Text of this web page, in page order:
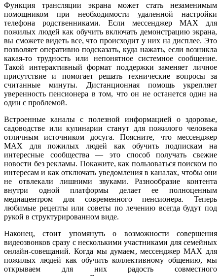
Функция трансляции экрана может стать незаменимым
помощником при необходимости удаленной настройки
телефона родственниками. Если мессенджер MAX для
пожилых людей как обучить включать демонстрацию экрана,
вы сможете видеть все, что происходит у них на дисплее. Это
позволяет оперативно подсказать, куда нажать, если возникла
какая-то трудность или непонятное системное сообщение.
Такой интерактивный формат поддержки заменяет личное
присутствие и помогает решать технические вопросы за
считанные минуты. Дистанционная помощь укрепляет
уверенность пенсионера в том, что он не останется один на
один с проблемой.
Встроенные каналы с полезной информацией о здоровье,
садоводстве или кулинарии станут для пожилого человека
отличным источником досуга. Поясните, что мессенджер
MAX для пожилых людей как обучить подпискам на
интересные сообщества — это способ получать свежие
новости без рекламы. Покажите, как пользоваться поиском по
интересам и как отключать уведомления в каналах, чтобы они
не отвлекали лишними звуками. Разнообразие контента
внутри одной платформы делает ее полноценным
медиацентром для современного пенсионера. Теперь
любимые рецепты или советы по лечению всегда будут под
рукой в структурированном виде.
Наконец, стоит упомянуть о возможности совершения
видеозвонков сразу с несколькими участниками для семейных
онлайн-совещаний. Когда мы думаем, мессенджер MAX для
пожилых людей как обучить коллективному общению, мы
открываем для них радость совместного